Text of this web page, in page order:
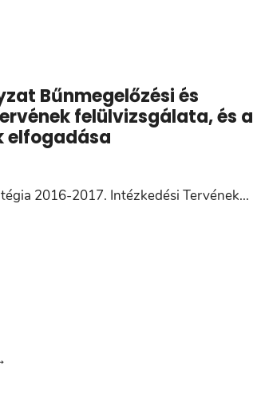
Bűnmegelőzési és
felülvizsgálata, és a
elfogadása
2016-2017. Intézkedési Tervének...